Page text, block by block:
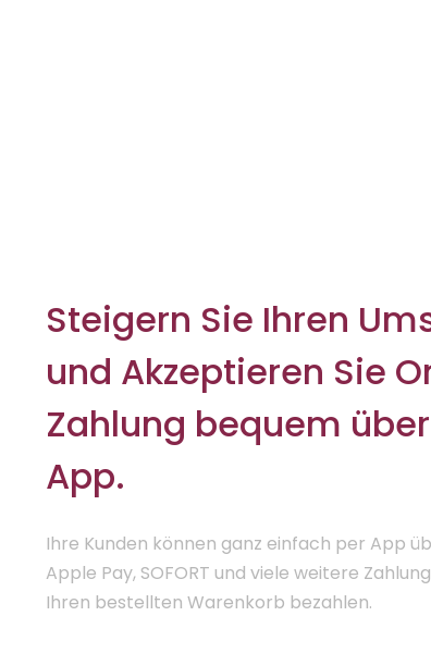
Steigern Sie Ihren
und Akzeptieren Sie
Zahlung bequem
App.
Ihre Kunden können ganz einfach per App
Apple Pay, SOFORT und viele weitere
Ihren bestellten Warenkorb bezahlen.